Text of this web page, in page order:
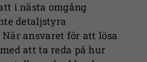
i nästa omgång
detaljstyra
ansvaret för att lösa
att ta reda på hur